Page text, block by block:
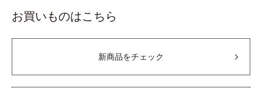
お買いものはこちら
新商品をチェック